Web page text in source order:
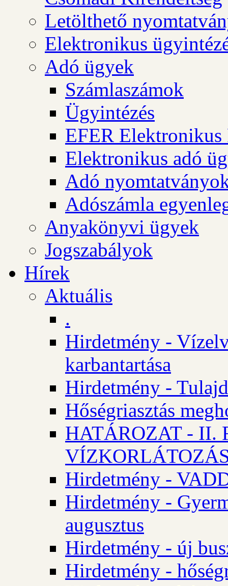
Letölthető
Elektronikus
Adó ügyek
Számlaszámok
Ügyintézés
EFER Elektronikus
Elektronikus adó
Adó
Adószámla
Anyakönyvi ügyek
Jogszabályok
Hírek
Aktuális
.
Hirdetmény -
karbantartása
Hirdetmény -
Hőségriasztás
HATÁROZAT - II.
Hirdetmény -
Hirdetmény -
augusztus
Hirdetmény - új
Hirdetmény -